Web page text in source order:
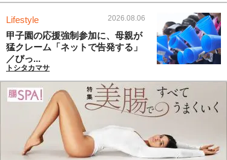
Lifestyle 2026.08.06
甲子園の応援強制参加に、母親が
猛クレーム「ネットで告発する」
／びっ...
トシタカマサ